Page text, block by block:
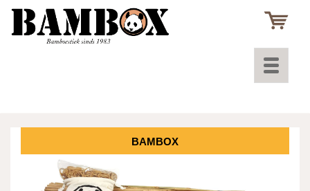
Toggle
BAMBOX